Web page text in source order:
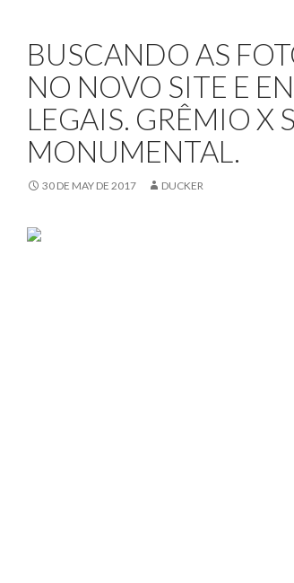
BUSCANDO AS
NO NOVO SITE E
LEGAIS. GRÊMIO X
MONUMENTAL.
30 DE MAY DE 2017 DUCKER